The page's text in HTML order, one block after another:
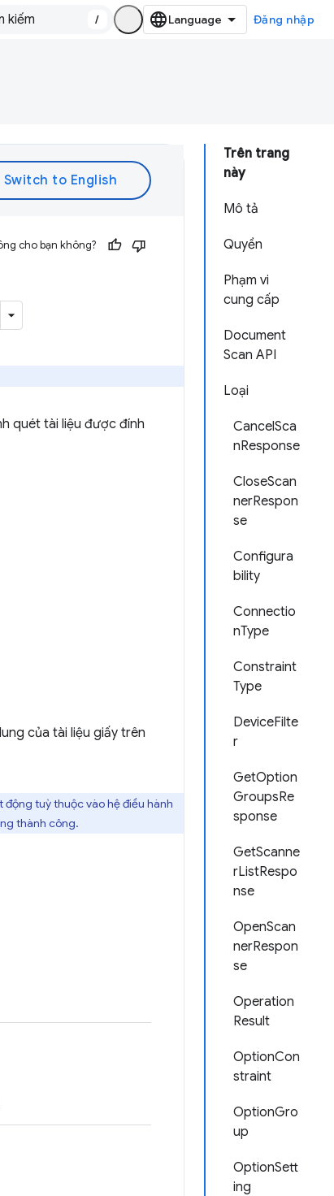
/ Đăng nhập
Trên trang
này
Mô tả
Quyền
Phạm vi
cung cấp
Document
Scan API
Loại
CancelSca
nResponse
CloseScan
nerRespon
se
Configura
bility
Connectio
nType
Constraint
Type
DeviceFilte
r
GetOption
GroupsRe
sponse
GetScanne
rListRespo
nse
OpenScan
nerRespon
se
Operation
Result
OptionCon
straint
OptionGro
up
OptionSett
ing
cho bạn không?
quét tài liệu được đính
của tài liệu giấy trên
động tuỳ thuộc vào hệ điều hành
thành công.